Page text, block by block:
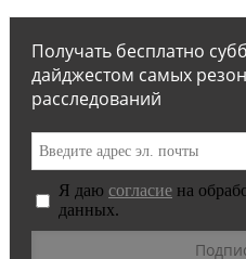
Получать бесплатно
дайджестом самых
расследований
Я даю согласие на
данных.